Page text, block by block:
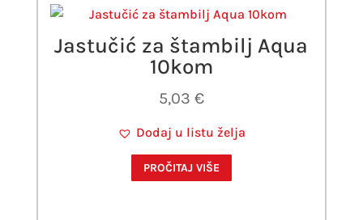
Jastučić za štambilj Aqua
10kom
5,03 €
Dodaj u listu želja
PROČITAJ VIŠE